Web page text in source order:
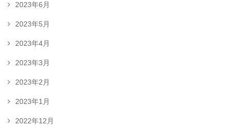
2023年6月
2023年5月
2023年4月
2023年3月
2023年2月
2023年1月
2022年12月